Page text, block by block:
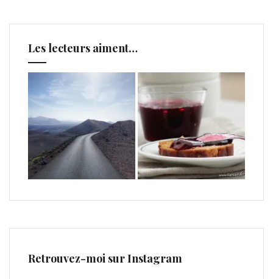
Les lecteurs aiment…
Retrouvez-moi sur Instagram